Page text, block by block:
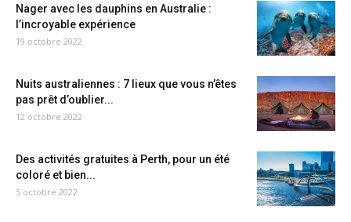
Nager avec les dauphins en Australie :
l’incroyable expérience
19 octobre 2022
Nuits australiennes : 7 lieux que vous n’êtes
pas prêt d’oublier...
12 octobre 2022
Des activités gratuites à Perth, pour un été
coloré et bien...
5 octobre 2022